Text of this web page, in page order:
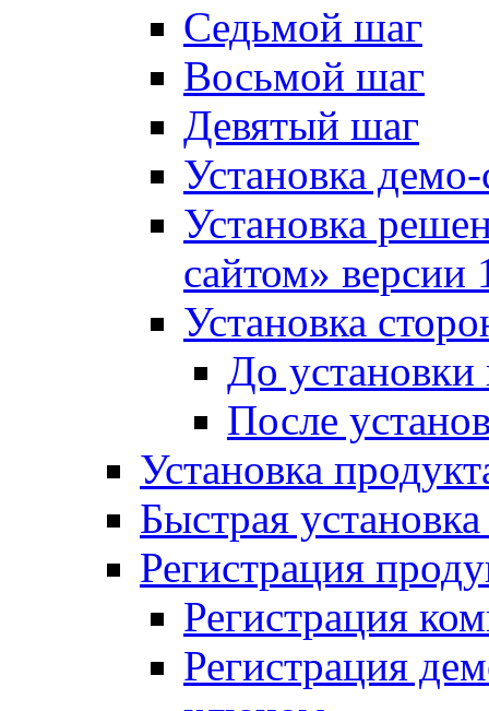
Седьмой шаг
Восьмой шаг
Девятый шаг
Установка
Установка
сайтом»
Установка
До установки
После
Установка
Быстрая
Регистрация
Регистрация
Регистрация